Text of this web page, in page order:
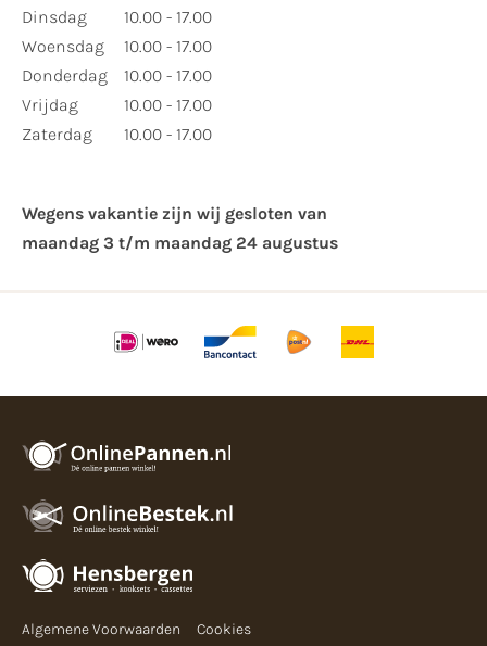
Dinsdag
Woensdag
Donderdag
Vrijdag
Zaterdag
10.00 - 17.00
10.00 - 17.00
10.00 - 17.00
10.00 - 17.00
10.00 - 17.00
Wegens vakantie zijn wij gesloten van ​
maandag 3 t/m maandag 24 augustus
Algemene Voorwaarden Cookies